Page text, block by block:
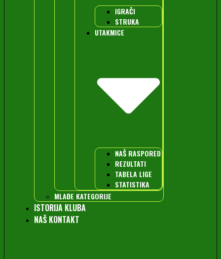
IGRAČI
STRUKA
UTAKMICE
NAŠ RASPORED
REZULTATI
TABELA LIGE
STATISTIKA
MLAĐE KATEGORIJE
ISTORIJA KLUBA
NAŠ KONTAKT